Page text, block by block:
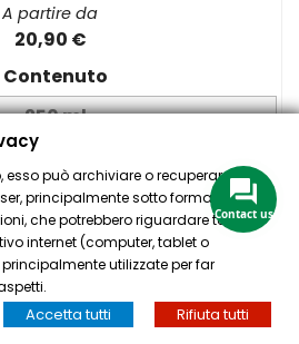
A partire da
20,90 €
Contenuto
 AGGIUNGI
CASSA CERCA
esso può archiviare o recuperare
principalmente sotto forma di
che potrebbero riguardare te, le tue
internet (computer, tablet o
utilizzate per far
Accetta tutti Rifiuta tutti
Contact us